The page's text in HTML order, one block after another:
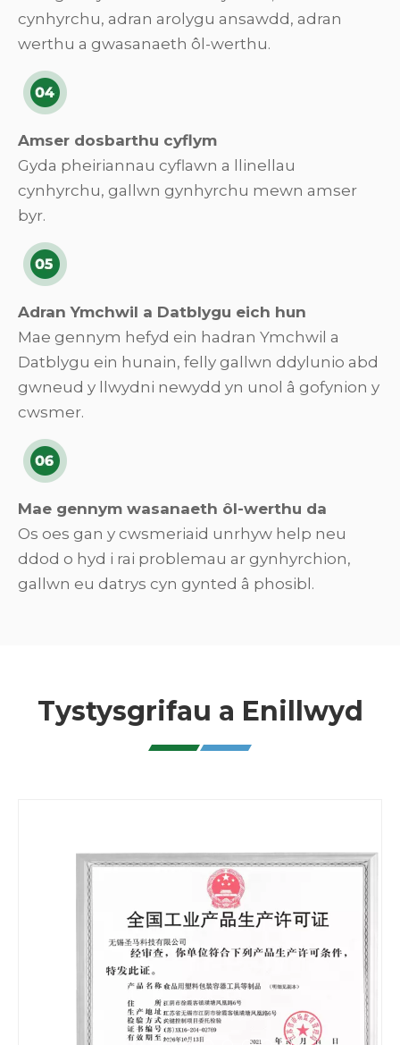
cynhyrchu, adran arolygu ansawdd, adran
werthu a gwasanaeth ôl-werthu.
Amser dosbarthu cyflym
Gyda pheiriannau cyflawn a llinellau
cynhyrchu, gallwn gynhyrchu mewn amser
byr.
Adran Ymchwil a Datblygu eich hun
Mae gennym hefyd ein hadran Ymchwil a
Datblygu ein hunain, felly gallwn ddylunio abd
gwneud y llwydni newydd yn unol â gofynion y
cwsmer.
Mae gennym wasanaeth ôl-werthu da
Os oes gan y cwsmeriaid unrhyw help neu
ddod o hyd i rai problemau ar gynhyrchion,
gallwn eu datrys cyn gynted â phosibl.
Tystysgrifau a Enillwyd